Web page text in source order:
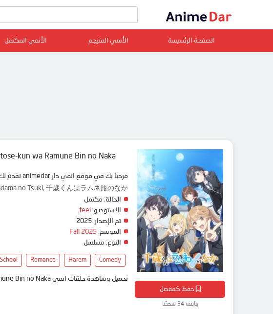
الصفحة الرئسيسة الأنمي المترجم الأنمي المكتمل
حفظ كمفضل
يتابعه 34 شخصًا
kun wa Ramune Bin no Naka
مرحبا بك في موقع انمي دار animedar نقدم لك حلقات انمي Chitose-kun wa Ramune Bin no Naka مترجم عربي بجودة عالية على سرفرات متعددة, مشاهدة ممتعة
no Tsuki, 千歳くんはラムネ瓶のなか
الحالة: مكتمل
الاستوديو:
feel.
تم الإصدار:
الموسم: Fall 2025
النوع: مسلسل
Comedy
Harem
Romance
School
تحميل وشاهدة حلقات انمي Chitose-kun wa Ramune Bin no Naka مترجم بعدة جودات على موقع انمي دار - animedar